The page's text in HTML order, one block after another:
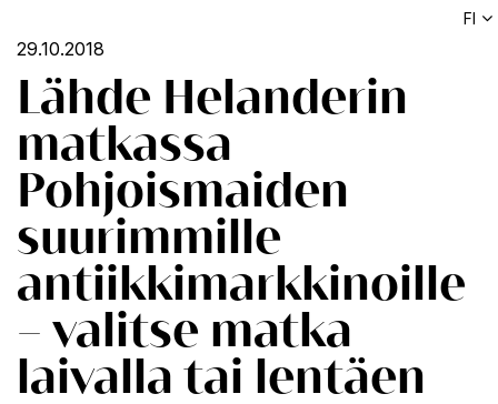
FI
29.10.2018
Lähde Helanderin
matkassa
Pohjoismaiden
suurimmille
antiikkimarkkinoille
– valitse matka
laivalla tai lentäen